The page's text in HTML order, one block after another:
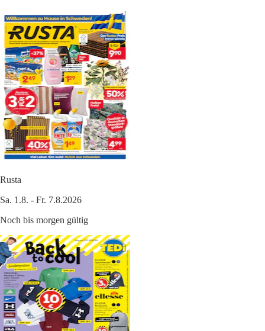
Rusta
Sa. 1.8. - Fr. 7.8.2026
Noch bis morgen gültig